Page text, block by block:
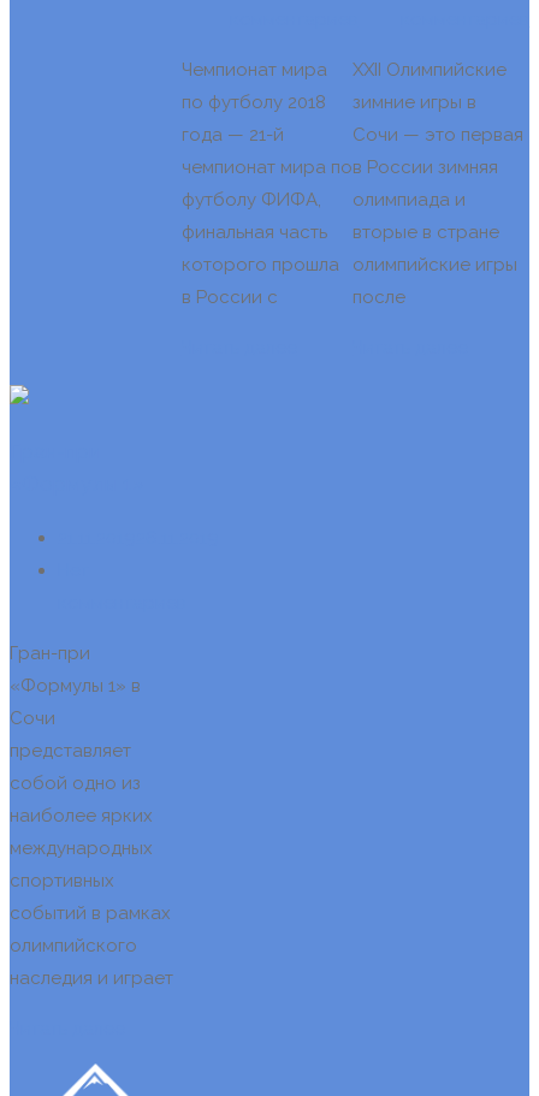
Чемпионат мира
по футболу 2018
года — 21-й
чемпионат мира по
футболу ФИФА,
финальная часть
которого прошла
в России с
XXII Олимпийские
зимние игры в
Сочи — это первая
в России зимняя
олимпиада и
вторые в стране
олимпийские игры
после
Гран-при
«Формулы 1» в
Сочи
представляет
собой одно из
наиболее ярких
международных
спортивных
событий в рамках
олимпийского
наследия и играет